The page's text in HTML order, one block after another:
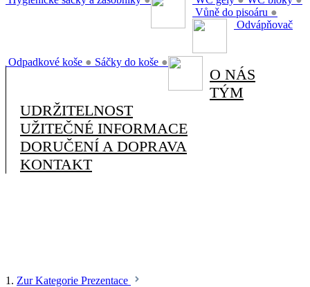
Vůně do pisoáru ●
Odpadkové koše ● Sáčky do koše ●
Odvápňovač
O NÁS
TÝM
UDRŽITELNOST
UŽITEČNÉ INFORMACE
DORUČENÍ A DOPRAVA
KONTAKT
1. Zur Kategorie Prezentace